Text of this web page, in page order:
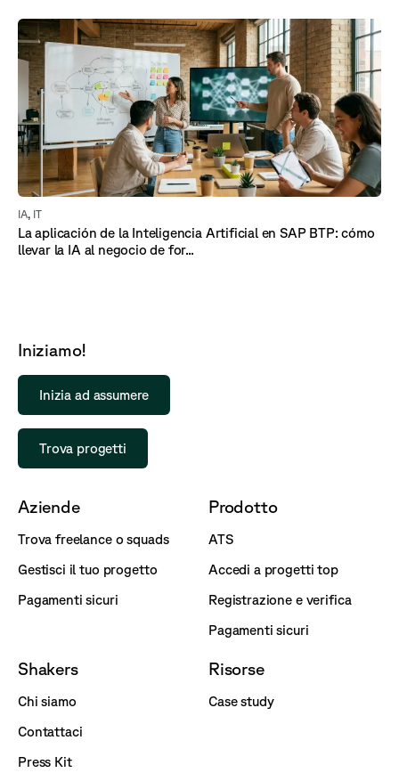
IA, IT
La aplicación de la Inteligencia Artificial en SAP BTP: cómo
llevar la IA al negocio de for...
Iniziamo!
Inizia ad assumere
Trova progetti
Aziende
Trova freelance o squads
Gestisci il tuo progetto
Pagamenti sicuri
Prodotto
ATS
Accedi a progetti top
Registrazione e verifica
Pagamenti sicuri
Shakers
Chi siamo
Contattaci
Press Kit
Risorse
Case study